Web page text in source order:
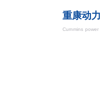
重康动
Cummins power